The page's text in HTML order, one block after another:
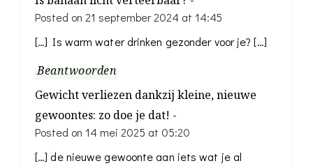
Posted on 21 september 2024 at 14:45
[…] Is warm water drinken gezonder voor je? […]
Beantwoorden
Gewicht verliezen dankzij kleine, nieuwe
gewoontes: zo doe je dat! -
Posted on 14 mei 2025 at 05:20
[…] de nieuwe gewoonte aan iets wat je al